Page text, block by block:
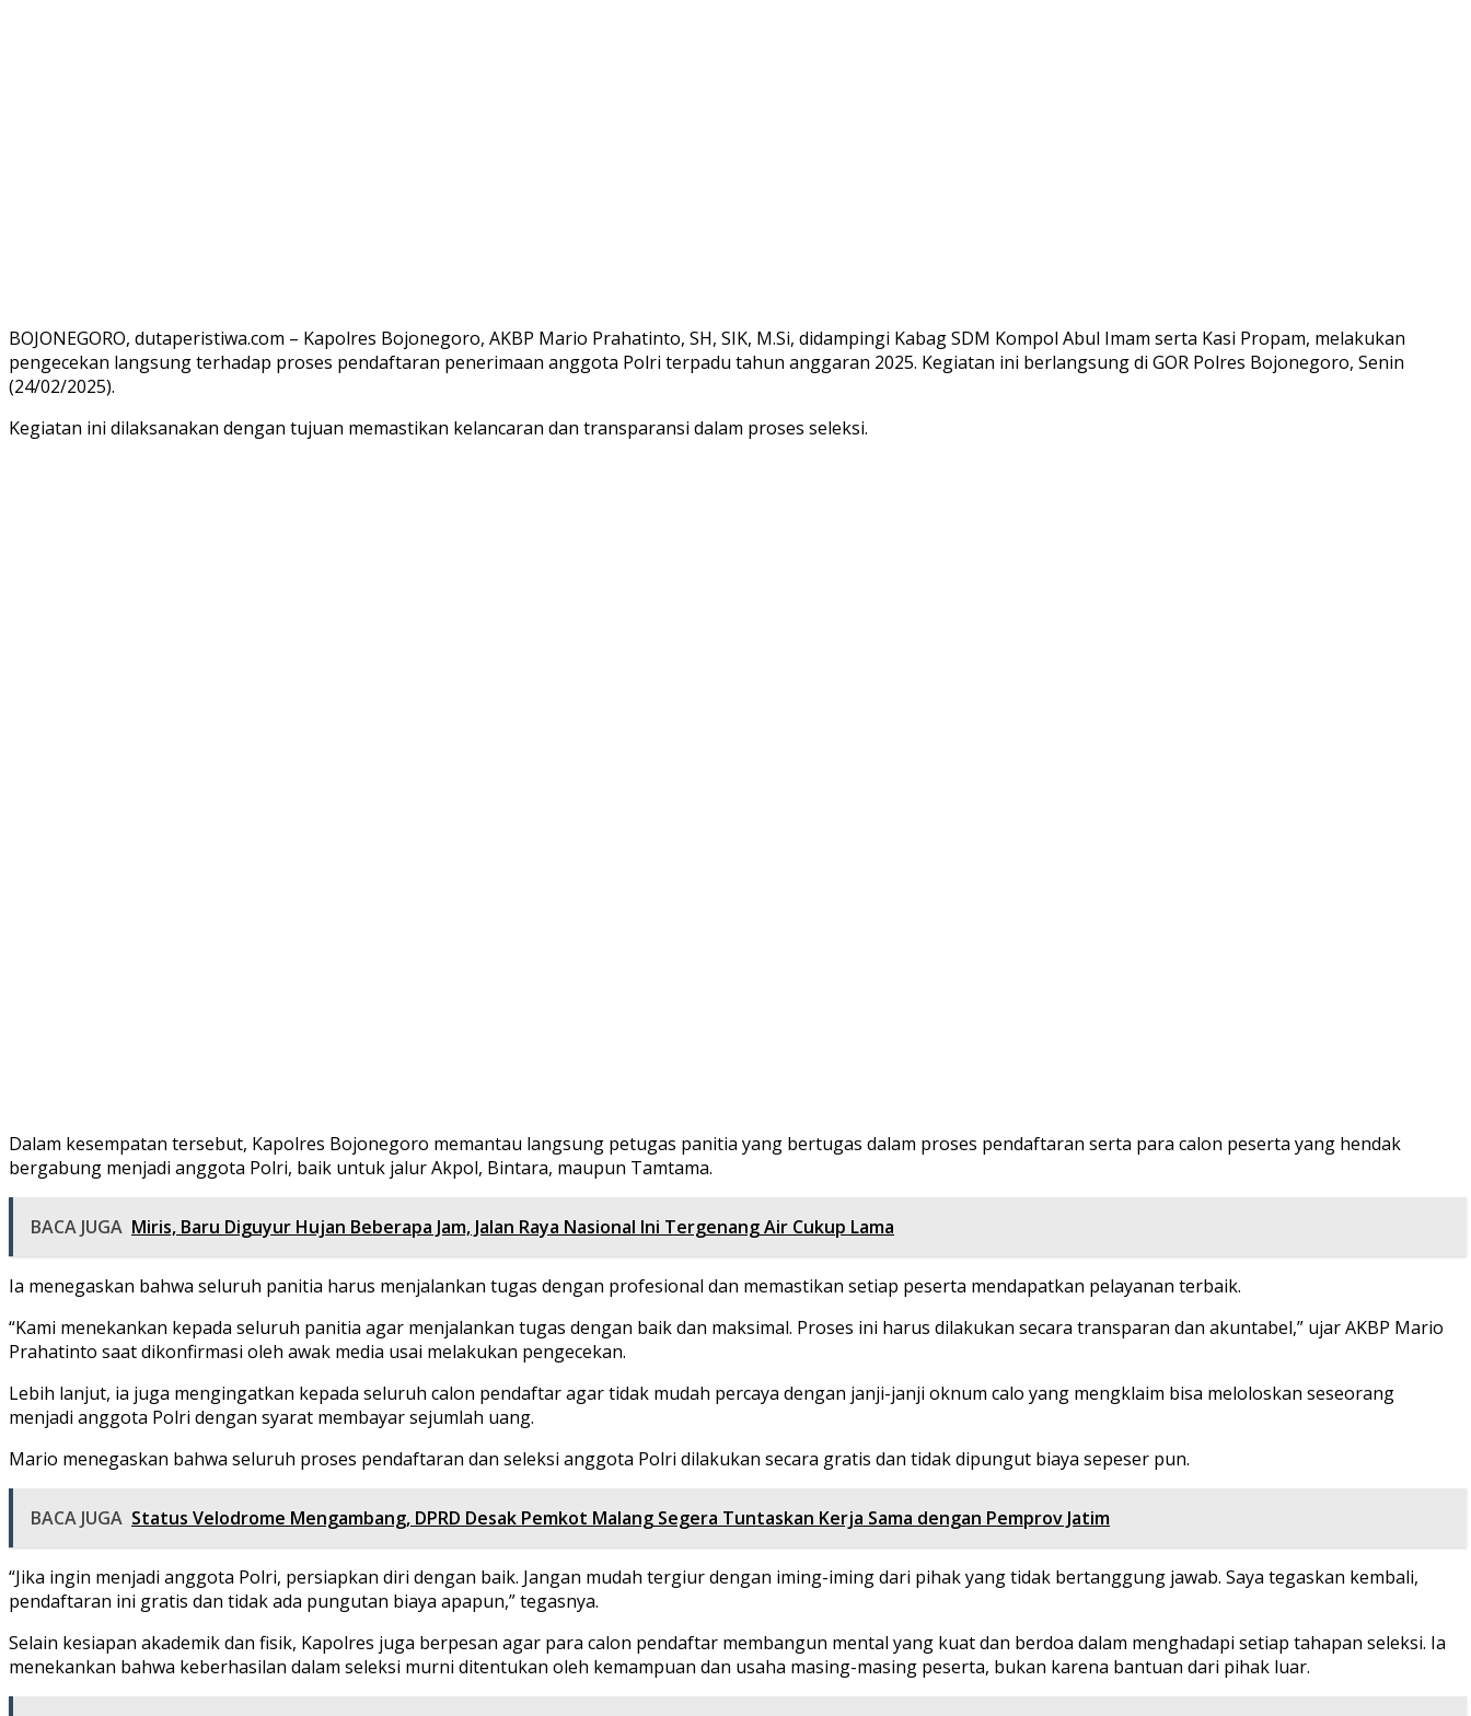
BOJONEGORO, dutaperistiwa.com – Kapolres Bojonegoro, AKBP Mario Prahatinto, SH, SIK, M.Si, didampingi Kabag SDM Kompol Abul Imam serta Kasi Propam, melakukan
pengecekan langsung terhadap proses pendaftaran penerimaan anggota Polri terpadu tahun anggaran 2025. Kegiatan ini berlangsung di GOR Polres Bojonegoro, Senin
(24/02/2025).
Kegiatan ini dilaksanakan dengan tujuan memastikan kelancaran dan transparansi dalam proses seleksi.
Dalam kesempatan tersebut, Kapolres Bojonegoro memantau langsung petugas panitia yang bertugas dalam proses pendaftaran serta para calon peserta yang hendak
bergabung menjadi anggota Polri, baik untuk jalur Akpol, Bintara, maupun Tamtama.
BACA JUGA Miris, Baru Diguyur Hujan Beberapa Jam, Jalan Raya Nasional Ini Tergenang Air Cukup Lama
Ia menegaskan bahwa seluruh panitia harus menjalankan tugas dengan profesional dan memastikan setiap peserta mendapatkan pelayanan terbaik.
“Kami menekankan kepada seluruh panitia agar menjalankan tugas dengan baik dan maksimal. Proses ini harus dilakukan secara transparan dan akuntabel,” ujar AKBP Mario
Prahatinto saat dikonfirmasi oleh awak media usai melakukan pengecekan.
Lebih lanjut, ia juga mengingatkan kepada seluruh calon pendaftar agar tidak mudah percaya dengan janji-janji oknum calo yang mengklaim bisa meloloskan seseorang
menjadi anggota Polri dengan syarat membayar sejumlah uang.
Mario menegaskan bahwa seluruh proses pendaftaran dan seleksi anggota Polri dilakukan secara gratis dan tidak dipungut biaya sepeser pun.
BACA JUGA Status Velodrome Mengambang, DPRD Desak Pemkot Malang Segera Tuntaskan Kerja Sama dengan Pemprov Jatim
“Jika ingin menjadi anggota Polri, persiapkan diri dengan baik. Jangan mudah tergiur dengan iming-iming dari pihak yang tidak bertanggung jawab. Saya tegaskan kembali,
pendaftaran ini gratis dan tidak ada pungutan biaya apapun,” tegasnya.
Selain kesiapan akademik dan fisik, Kapolres juga berpesan agar para calon pendaftar membangun mental yang kuat dan berdoa dalam menghadapi setiap tahapan seleksi. Ia
menekankan bahwa keberhasilan dalam seleksi murni ditentukan oleh kemampuan dan usaha masing-masing peserta, bukan karena bantuan dari pihak luar.